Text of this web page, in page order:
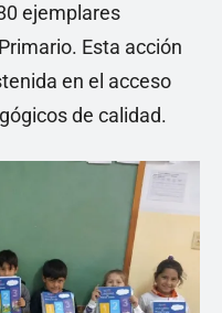
ejemplares
Esta acción
en el acceso
de calidad.